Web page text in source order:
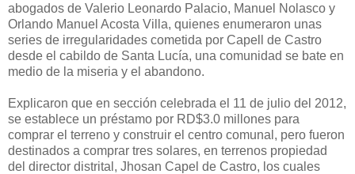
abogados de Valerio Leonardo Palacio, Manuel Nolasco y
Orlando Manuel Acosta Villa, quienes enumeraron unas
series de irregularidades cometida por Capell de Castro
desde el cabildo de Santa Lucía, una comunidad se bate en
medio de la miseria y el abandono.
Explicaron que en sección celebrada el 11 de julio del 2012,
se establece un préstamo por RD$3.0 millones para
comprar el terreno y construir el centro comunal, pero fueron
destinados a comprar tres solares, en terrenos propiedad
del director distrital, Jhosan Capel de Castro, los cuales